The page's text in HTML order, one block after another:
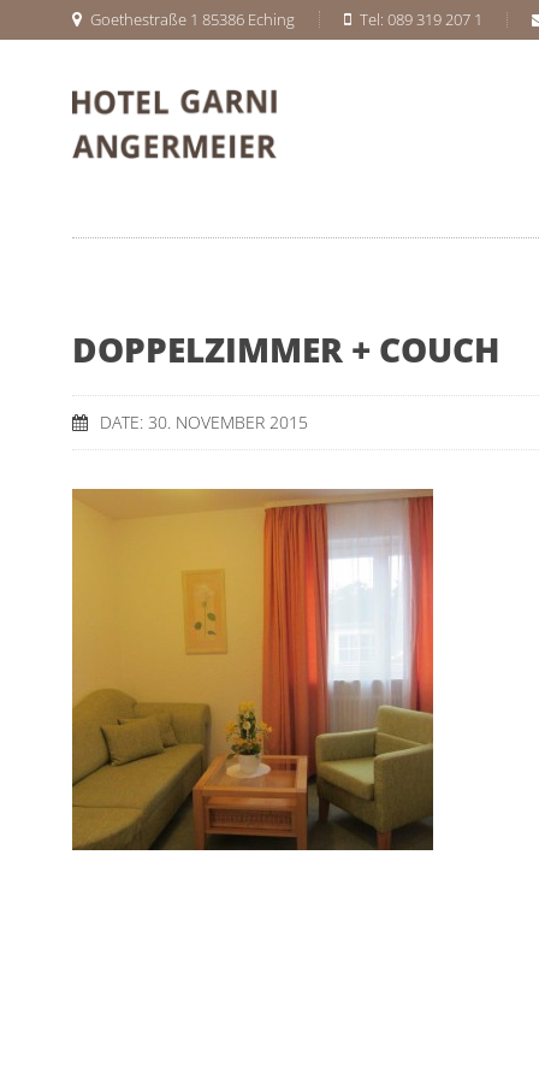
Goethestraße 1 85386 Eching Tel: 089 319 207 1
DOPPELZIMMER + COUCH
DATE: 30. NOVEMBER 2015